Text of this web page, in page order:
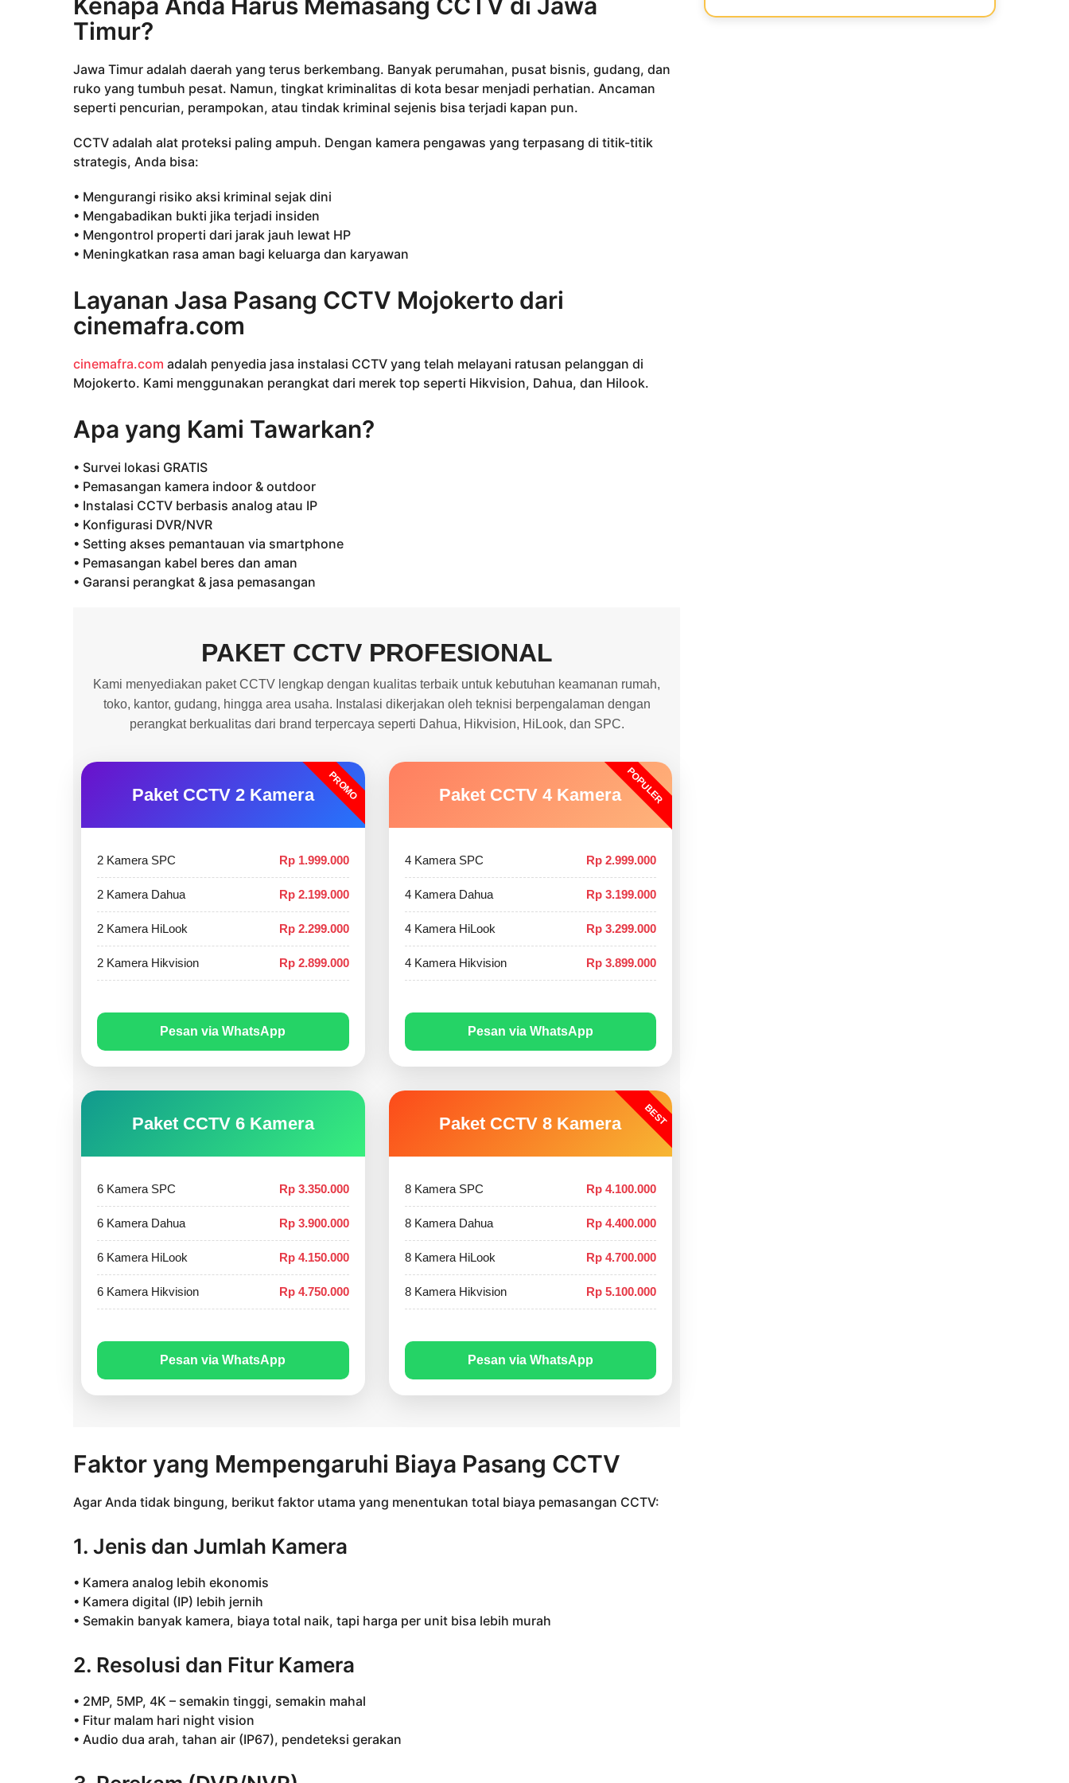
Timur?
Jawa Timur adalah daerah yang terus berkembang. Banyak perumahan, pusat bisnis, gudang, dan
ruko yang tumbuh pesat. Namun, tingkat kriminalitas di kota besar menjadi perhatian. Ancaman
seperti pencurian, perampokan, atau tindak kriminal sejenis bisa terjadi kapan pun.
CCTV adalah alat proteksi paling ampuh. Dengan kamera pengawas yang terpasang di titik-titik
strategis, Anda bisa:
• Mengurangi risiko aksi kriminal sejak dini
• Mengabadikan bukti jika terjadi insiden
• Mengontrol properti dari jarak jauh lewat HP
• Meningkatkan rasa aman bagi keluarga dan karyawan
Layanan Jasa Pasang CCTV Mojokerto dari
cinemafra.com
cinemafra.com adalah penyedia jasa instalasi CCTV yang telah melayani ratusan pelanggan di
Mojokerto. Kami menggunakan perangkat dari merek top seperti Hikvision, Dahua, dan Hilook.
Apa yang Kami Tawarkan?
• Survei lokasi GRATIS
• Pemasangan kamera indoor & outdoor
• Instalasi CCTV berbasis analog atau IP
• Konfigurasi DVR/NVR
• Setting akses pemantauan via smartphone
• Pemasangan kabel beres dan aman
• Garansi perangkat & jasa pemasangan
PAKET CCTV PROFESIONAL
Kami menyediakan paket CCTV lengkap dengan kualitas terbaik untuk kebutuhan keamanan rumah,
toko, kantor, gudang, hingga area usaha. Instalasi dikerjakan oleh teknisi berpengalaman dengan
perangkat berkualitas dari brand terpercaya seperti Dahua, Hikvision, HiLook, dan SPC.
PROMO
Paket CCTV 2 Kamera
2 Kamera SPC Rp 1.999.000
2 Kamera Dahua Rp 2.199.000
2 Kamera HiLook Rp 2.299.000
2 Kamera Hikvision Rp 2.899.000
Pesan via WhatsApp
POPULER
Paket CCTV 4 Kamera
4 Kamera SPC Rp 2.999.000
4 Kamera Dahua Rp 3.199.000
4 Kamera HiLook Rp 3.299.000
4 Kamera Hikvision Rp 3.899.000
Pesan via WhatsApp
Paket CCTV 6 Kamera
6 Kamera SPC Rp 3.350.000
6 Kamera Dahua Rp 3.900.000
6 Kamera HiLook Rp 4.150.000
6 Kamera Hikvision Rp 4.750.000
Pesan via WhatsApp
BEST
Paket CCTV 8 Kamera
8 Kamera SPC Rp 4.100.000
8 Kamera Dahua Rp 4.400.000
8 Kamera HiLook Rp 4.700.000
8 Kamera Hikvision Rp 5.100.000
Pesan via WhatsApp
Faktor yang Mempengaruhi Biaya Pasang CCTV
Agar Anda tidak bingung, berikut faktor utama yang menentukan total biaya pemasangan CCTV:
1. Jenis dan Jumlah Kamera
• Kamera analog lebih ekonomis
• Kamera digital (IP) lebih jernih
• Semakin banyak kamera, biaya total naik, tapi harga per unit bisa lebih murah
2. Resolusi dan Fitur Kamera
• 2MP, 5MP, 4K – semakin tinggi, semakin mahal
• Fitur malam hari night vision
• Audio dua arah, tahan air (IP67), pendeteksi gerakan